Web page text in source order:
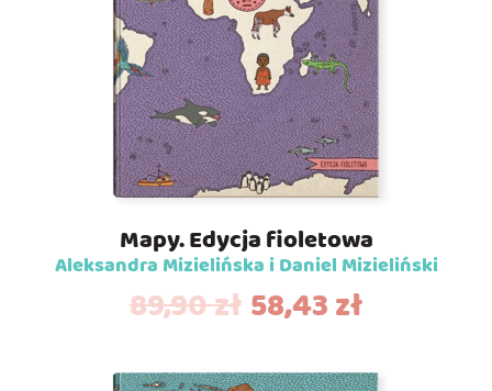
Mapy. Edycja fioletowa
Aleksandra Mizielińska i Daniel Mizieliński
89,90zł 58,43zł